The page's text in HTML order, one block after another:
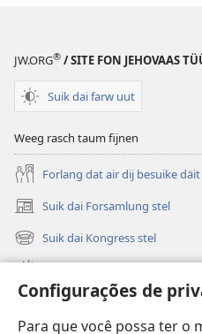
Configurações de
Para que você possa ter o
JW.ORG® / SITE FON JEHOVAAS
Suik dai farw uut
Weeg rasch taum fijnen
Forlang dat air dij besuike däit
Suik dai Forsamlung stel
(opens
new
window)
Suik dai Kongress stel
(opens
new
Videos